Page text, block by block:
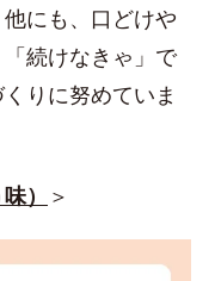
にも、口どけや
続けなきゃ」で
りに努めていま
） ＞